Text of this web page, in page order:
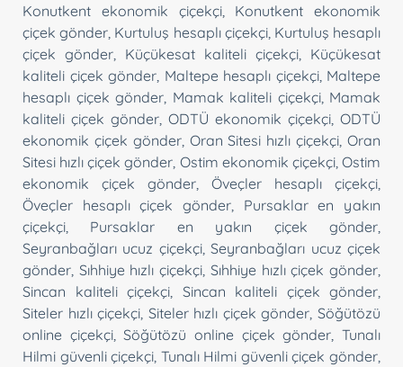
Konutkent ekonomik çiçekçi, Konutkent ekonomik
çiçek gönder Kurtuluş hesaplı çiçekçi, Kurtuluş hesaplı
çiçek gönder
Küçükesat kaliteli çiçekçi
Küçükesat
kaliteli çiçek gönder Maltepe hesaplı çiçekçi, Maltepe
hesaplı çiçek gönder Mamak kaliteli çiçekçi, Mamak
kaliteli çiçek gönder ODTÜ ekonomik çiçekçi ODTÜ
ekonomik çiçek gönder, Oran Sitesi hızlı çiçekçi ,Oran
Sitesi hızlı çiçek gönder Ostim ekonomik çiçekçi,Ostim
ekonomik çiçek gönder
Öveçler hesaplı çiçekçi
Öveçler hesaplı çiçek gönder
Pursaklar en yakın
çiçekçi
Pursaklar en yakın çiçek gönder
Seyranbağları ucuz çiçekçi,Seyranbağları ucuz çiçek
gönder Sıhhiye hızlı çiçekçi Sıhhiye hızlı çiçek gönder
Sincan kaliteli çiçekçi
Sincan kaliteli çiçek gönder
Siteler hızlı çiçekçi Siteler hızlı çiçek gönder ,Söğütözü
online çiçekçi,Söğütözü online çiçek gönder ,Tunalı
Hilmi güvenli çiçekçi Tunalı Hilmi güvenli çiçek gönder